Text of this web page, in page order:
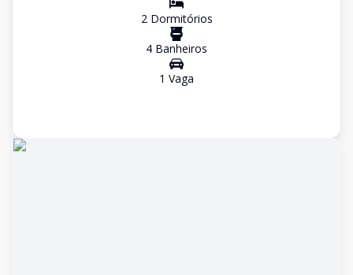
2Dormitórios
4 Banheiros
1 Vaga